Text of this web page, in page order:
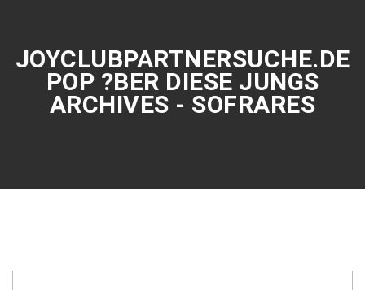
JOYCLUBPARTNERSUCHE.DE
POP ?BER DIESE JUNGS
ARCHIVES - SOFRARES